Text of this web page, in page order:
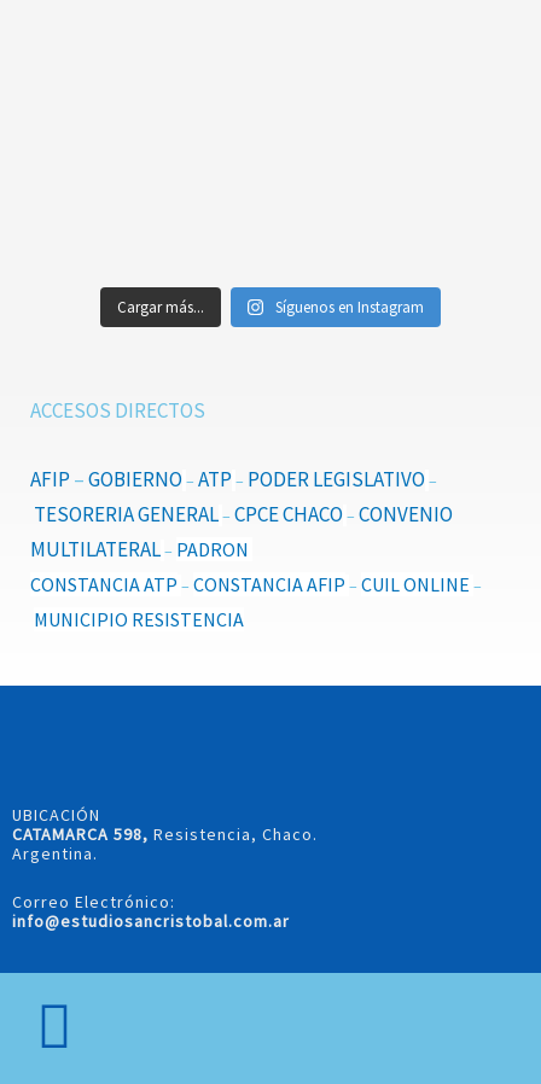
Cargar más... Síguenos en Instagram
ACCESOS DIRECTOS
AFIP–GOBIERNO – ATP– PODER LEGISLATIVO –
TESORERIA GENERAL– CPCE CHACO – CONVENIO
MULTILATERAL– PADRON
CONSTANCIA ATP – CONSTANCIA AFIP – CUIL ONLINE –
MUNICIPIO RESISTENCIA
UBICACIÓN
CATAMARCA 598, Resistencia, Chaco.
Argentina.
Correo Electrónico:
info@estudiosancristobal.com.ar